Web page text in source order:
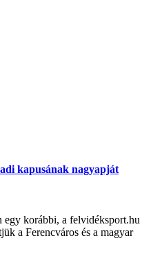
kapusának nagyapját
egy korábbi, a felvidéksport.hu
a Ferencváros és a magyar